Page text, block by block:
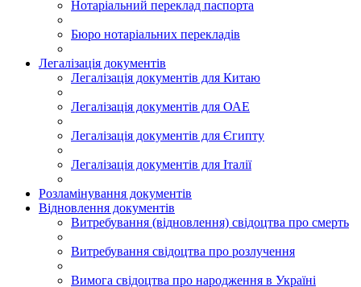
Нотаріальний переклад паспорта
Бюро нотаріальних перекладів
Легалізація документів
Легалізація документів для Китаю
Легалізація документів для ОАЕ
Легалізація документів для Єгипту
Легалізація документів для Італії
Розламінування документів
Відновлення документів
Витребування (відновлення) свідоцтва про смерть
Витребування свідоцтва про розлучення
Вимога свідоцтва про народження в Україні